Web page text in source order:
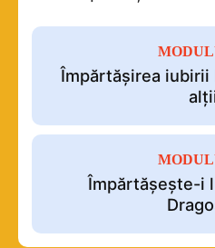
Împărtășirea iubirii
Împărtășește-i